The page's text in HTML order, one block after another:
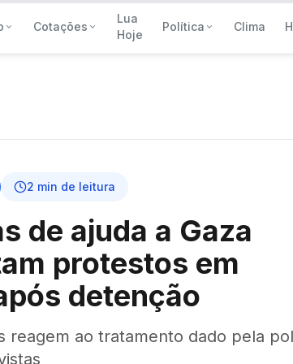
Cotações
Lua
Hoje
Política Clima
2 min de leitura
de ajuda a Gaza
protestos em
detenção
reagem ao tratamento dado pela